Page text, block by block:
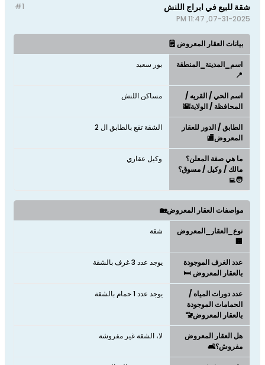
#1 شقة للبيع في ابراج اللنش
07-31-2025, 11:47 PM
بيانات العقار المعروض 🗒️
اسم_المدينة_المنطقة
📍
بور سعيد
اسم الحي / القريه /
المحافظة / الولاية🌇
مساكن اللنش
الطابق / الدور للعقار
المعروض🏬
الشقة تقع بالطابق ال 2
ما هي صفة المعلن؟
مالك / وكيل / مسوق؟
🧑‍💻
وكيل عقاري
مواصفات العقار المعروض🏡
نوع_العقار_المعروض
🏢
شقة
عدد الغرف الموجودة
بالعقار المعروض 🛏️
يوجد عدد 3 غرف بالشقة
عدد دورات المياه /
الحمامات الموجودة
بالعقار المعروض🚾
يوجد عدد 1 حمام بالشقة
هل العقار المعروض
مفروش؟🛋️
لا، الشقة غير مفروشة